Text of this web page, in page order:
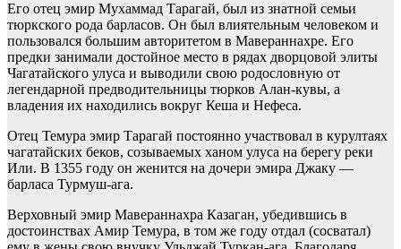
Его отец эмир Мухаммад Тарагай, был из знатной семьи
тюркского рода барласов. Он был влиятельным человеком и
пользовался большим авторитетом в Мавераннахре. Его
предки занимали достойное место в рядах дворцовой элиты
Чагатайского улуса и выводили свою родословную от
легендарной предводительницы тюрков Алан-кувы, а
владения их находились вокруг Кеша и Нефеса.
Отец Темура эмир Тарагай постоянно участвовал в курултаях
чагатайских беков, созываемых ханом улуса на берегу реки
Или. В 1355 году он женится на дочери эмира Джаку —
барласа Турмуш-ага.
Верховный эмир Мавераннахра Казаган, убедившись в
достоинствах Амир Темура, в том же году отдал (сосватал)